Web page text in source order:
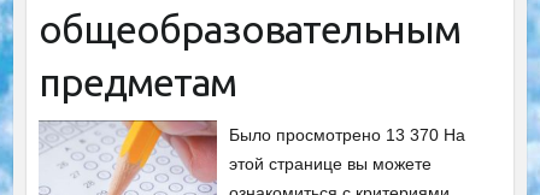
общеобразовательным
предметам
Было просмотрено 13 370 На
этой странице вы можете